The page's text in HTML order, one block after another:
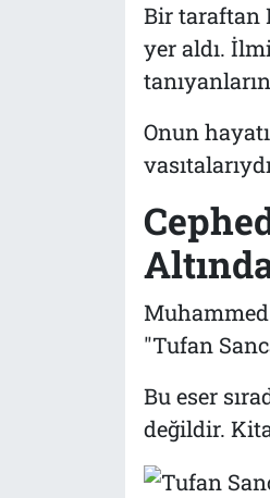
Bir taraftan
yer aldı.
Onun
"Tufan
Bu eser
değildir.